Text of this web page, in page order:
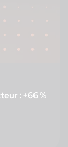
: +66 %